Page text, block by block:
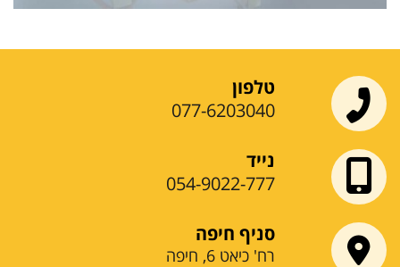
טלפון
077-6203040
נייד
054-9022-777
סניף חיפה
רח' כיאט 6, חיפה